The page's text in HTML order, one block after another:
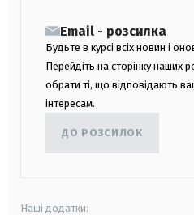
Email - розсилка
Будьте в курсі всіх новин і
Перейдіть на сторінку наших
обрати ті, що відповідають
інтересам.
ДО РОЗСИЛОК
Наші додатки: